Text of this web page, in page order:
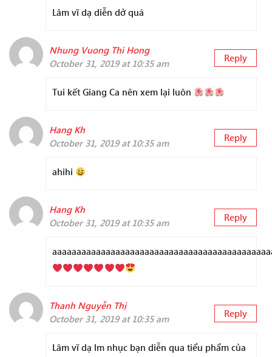
Lâm vĩ dạ diễn dở quá
Nhung Vuong Thi Hong
October 31, 2019 at 10:35 am
Reply
Tui kết Giang Ca nên xem lại luôn
Hang Kh
October 31, 2019 at 10:35 am
Reply
ahihi
Hang Kh
October 31, 2019 at 10:35 am
Reply
Thanh Nguyễn Thị
October 31, 2019 at 10:35 am
Reply
Lâm vĩ dạ lm nhục bạn diễn qua tiểu phẩm của